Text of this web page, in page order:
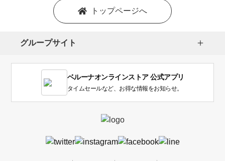
トップページへ
グループサイト
ベルーナオンラインストア 公式アプリ
タイムセールなど、お得な情報をお知らせ。